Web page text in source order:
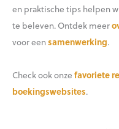
en praktische tips helpen
te beleven. Ontdek meer
voor eensamenwerking.
Check ook onzefavoriete
boekingswebsites.